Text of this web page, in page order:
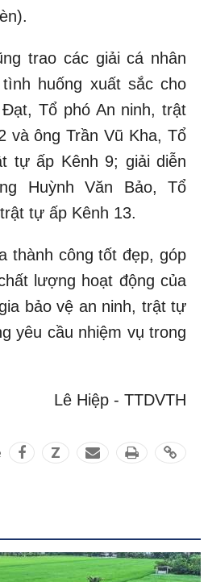
trao các giải cá nhân
huống xuất sắc cho
Tổ phó An ninh, trật
và ông Trần Vũ Kha, Tổ
tự ấp Kênh 9; giải diễn
Huỳnh Văn Bảo, Tổ
tự ấp Kênh 13.
thành công tốt đẹp, góp
lượng hoạt động của
bảo vệ an ninh, trật tự
yêu cầu nhiệm vụ trong
Lê Hiệp - TTDVTH
Z